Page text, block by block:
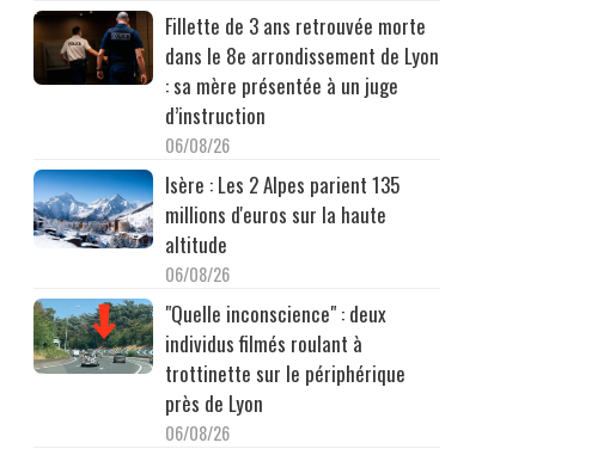
Fillette de 3 ans retrouvée morte
dans le 8e arrondissement de Lyon
: sa mère présentée à un juge
d’instruction
06/08/26
Isère : Les 2 Alpes parient 135
millions d'euros sur la haute
altitude
06/08/26
"Quelle inconscience" : deux
individus filmés roulant à
trottinette sur le périphérique
près de Lyon
06/08/26